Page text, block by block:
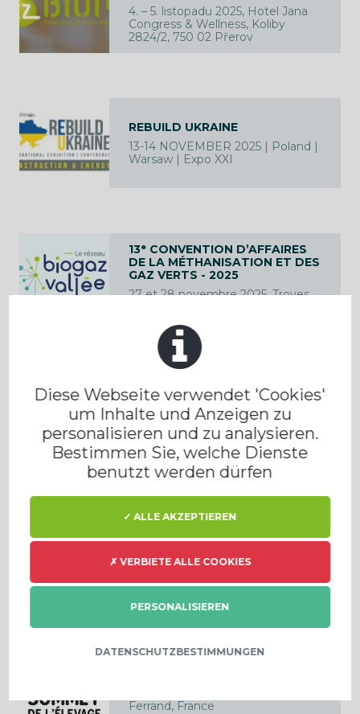
4. – 5. listopadu 2025, Hotel Jana
Congress & Wellness, Koliby
2824/2, 750 02 Přerov
REBUILD UKRAINE
13-14 NOVEMBER 2025 | Poland |
Warsaw | Expo XXI
13ᵉ CONVENTION D’AFFAIRES
DE LA MÉTHANISATION ET DES
GAZ VERTS - 2025
27 et 28 novembre 2025, Troyes,
ABIOGAS, SÃO PAULO EXPO,
SÃO PAULO - SP
02 e 03 de setembro de 2025, São
Paulo
2025 VALUE OF BIOGAS WEST
Alberta
SOMMET DE L'ÉLEVAGE, LE
Ferrand, France
Diese Webseite verwendet 'Cookies'
um Inhalte und Anzeigen zu
personalisieren und zu analysieren.
Bestimmen Sie, welche Dienste
benutzt werden dürfen
✓ ALLE AKZEPTIEREN
✗ VERBIETE ALLE COOKIES
PERSONALISIEREN
DATENSCHUTZBESTIMMUNGEN